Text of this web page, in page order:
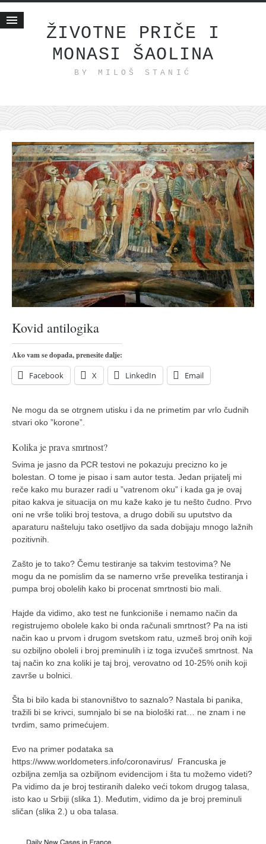
ŽIVOTNE PRIČE I
MONASI ŠAOLINA
BY MILOŠ STANIĆ
Životne priče
internet poslovanje
ishranom do zdravlja
moj haiku
momenti i mesta
bonus sadržaj
Svetlopis
zakonopravilo
duhovni otac
pravoslavlje
zabranjena istorija
ćirilica
porodične priče
umesto tvitera
kalendar srpski
azbuki i knjige
Okinava karate
najnovije na blogu
moje beleške
istorija karatea
bubishi
karate
kihon
kushanku
passai
kobudo
nunchaku
bo
tonfa
sai
timbei rochin
program
snimci nastupa
galerija kluba
članarina
kontakt
Kovid antilogika
Ako vam se dopada, prenesite dalje:
Facebook X LinkedIn Email
Ne mogu da se otrgnem utisku i da ne primetim par vrlo čudnih
stvari oko ”korone”.
Kolika je prava smrtnost?
Svima je jasno da PCR testovi ne pokazuju precizno ko je
bolestan. O tome je pisao i sam autor testa. Jedan prijatelj mi
reče kako mu burazer radi u ”vatrenom oku” i kada ga je ovaj
pitao kakva je situacija on mu kaže kako je tu nešto čudno. Prvo
oni ne vrše toliki broj testova, a drugo dobili su uputstvo da
aparaturu našteluju tako osetljivo da sada dobijaju mnogo lažnih
pozitivnih.
Zašto je to tako? Čemu testiranje sa takvim testovima? Ne
mogu da ne pomislim da se namerno vrše prevelika testiranja i
pumpa broj obolelih kako bi procenat smrtnosti bio mali.
Hajde da vidimo, ako test ne funkcioniše i nemamo način da
registrujemo obolele kako bi onda računali smrtnost? Pa na isti
način kao u prvom i drugom svetskom ratu, uzmeš broj onih koji
su ozbiljno oboleli i broj preminulih i iz toga izvučeš smrtnost. Na
taj način ko zna koliki je taj broj, verovatno od 10-25% onih koji
završe u bolnici.
Šta bi bilo kada bi stanovništvo to saznalo? Nastala bi panika,
tražili bi se krivci, sumnjalo bi se na biološki rat… ne znam i ne
tvrdim, samo primećujem.
Evo na primer podataka sa
https://www.worldometers.info/coronavirus/ Francuska je
ozbiljna zemlja sa ozbiljnom evidencijom i šta tu možemo videti?
Pa vidimo da je broj testiranih daleko veći tokom drugog talasa,
isto kao u Srbiji (slika 1). Međutim, vidimo da je broj preminuli
sličan (slika 2.) u oba talasa.